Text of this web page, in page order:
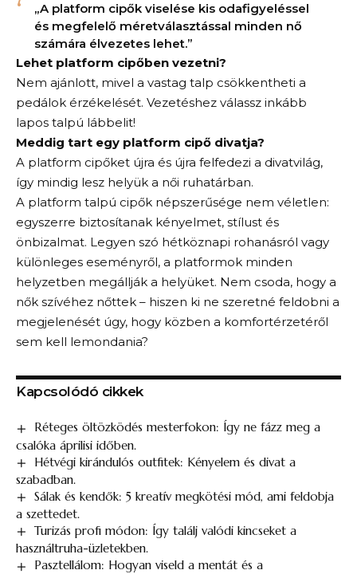
„A platform cipők viselése kis odafigyeléssel
és megfelelő méretválasztással minden nő
számára élvezetes lehet.”
Lehet platform cipőben vezetni?
Nem ajánlott, mivel a vastag talp csökkentheti a
pedálok érzékelését. Vezetéshez válassz inkább
lapos talpú lábbelit!
Meddig tart egy platform cipő divatja?
A platform cipőket újra és újra felfedezi a divatvilág,
így mindig lesz helyük a női ruhatárban.
A platform talpú cipők népszerűsége nem véletlen:
egyszerre biztosítanak kényelmet, stílust és
önbizalmat. Legyen szó hétköznapi rohanásról vagy
különleges eseményről, a platformok minden
helyzetben megállják a helyüket. Nem csoda, hogy a
nők szívéhez nőttek – hiszen ki ne szeretné feldobni a
megjelenését úgy, hogy közben a komfortérzetéről
sem kell lemondania?
Kapcsolódó cikkek
Réteges öltözködés mesterfokon: Így ne fázz meg a
csalóka áprilisi időben.
Hétvégi kirándulós outfitek: Kényelem és divat a
szabadban.
Sálak és kendők: 5 kreatív megkötési mód, ami feldobja
a szettedet.
Turizás profi módon: Így találj valódi kincseket a
használtruha-üzletekben.
Pasztellálom: Hogyan viseld a mentát és a